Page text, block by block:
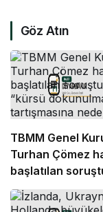
Göz Atın
TBMM Genel
Turhan Çömez
başlatılan
“kürsü
tartışmasına